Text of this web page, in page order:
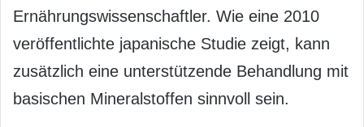
Ernährungswissenschaftler. Wie eine 2010
veröffentlichte japanische Studie zeigt, kann
zusätzlich eine unterstützende Behandlung mit
basischen Mineralstoffen sinnvoll sein.